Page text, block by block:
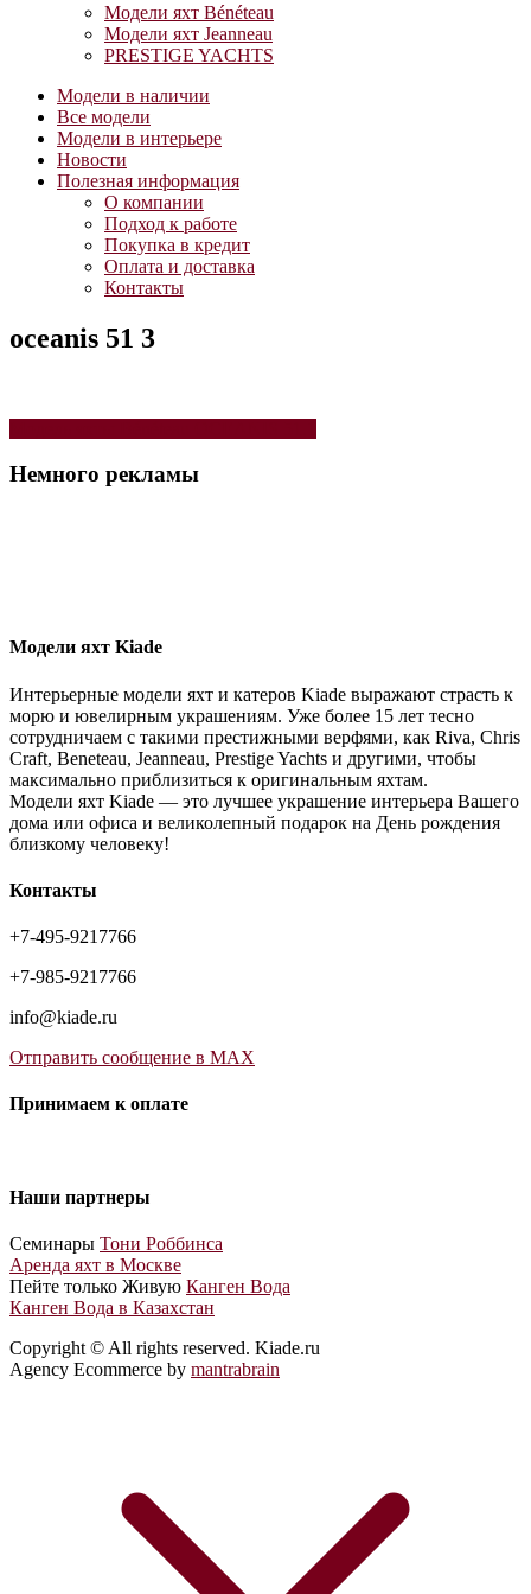
Модели яхт Bénéteau
Модели яхт Jeanneau
PRESTIGE YACHTS
Модели в наличии
Все модели
Модели в интерьере
Новости
Полезная информация
О компании
Подход к работе
Покупка в кредит
Оплата и доставка
Контакты
oceanis 51 3
Навигация
по
записям
Немного рекламы
Модели яхт Kiade
Интерьерные модели яхт и катеров Kiade выражают страсть к
морю и ювелирным украшениям. Уже более 15 лет тесно
сотрудничаем с такими престижными верфями, как Riva, Chris
Craft, Beneteau, Jeanneau, Prestige Yachts и другими, чтобы
максимально приблизиться к оригинальным яхтам.
Модели яхт Kiade — это лучшее украшение интерьера Вашего
дома или офиса и великолепный подарок на День рождения
близкому человеку!
Контакты
+7-495-9217766
+7-985-9217766
info@kiade.ru
Отправить сообщение в MAX
Принимаем к оплате
Наши партнеры
Cеминары Тони Роббинса
Аренда яхт в Москве
Пейте только Живую Канген Вода
Канген Вода в Казахстан
Copyright © All rights reserved. Kiade.ru
Agency Ecommerce by mantrabrain